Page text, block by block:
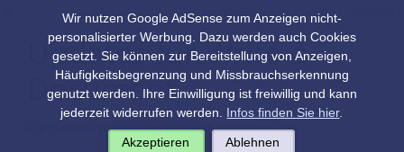
PRODUKTE UPDATES
Updates für Write-a-
Document
Für dieses Produkt liegt eine Aktualisierung vor:
Wir nutzen Google AdSense zum Anzeigen nicht-
personalisierter Werbung. Dazu werden auch Cookies
gesetzt. Sie können zur Bereitstellung von Anzeigen,
Häufigkeitsbegrenzung und Missbrauchserkennung
genutzt werden. Ihre Einwilligung ist freiwillig und kann
jederzeit widerrufen werden. Infos finden Sie hier.
Akzeptieren Ablehnen